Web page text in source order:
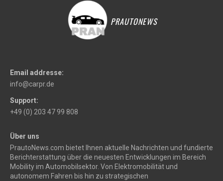
PRAUTONEWS
Email addresse:
info@carpr.de
Support:
+49 (0) 203 47 99 808
Über uns
PrautoNews.com bietet Ihnen aktuelle Nachrichten und fundierte
Berichterstattung über die neuesten Entwicklungen im Bereich
Mobility im Automobilsektor. Von Elektromobilität und
autonomem Fahren bis hin zu strategischen